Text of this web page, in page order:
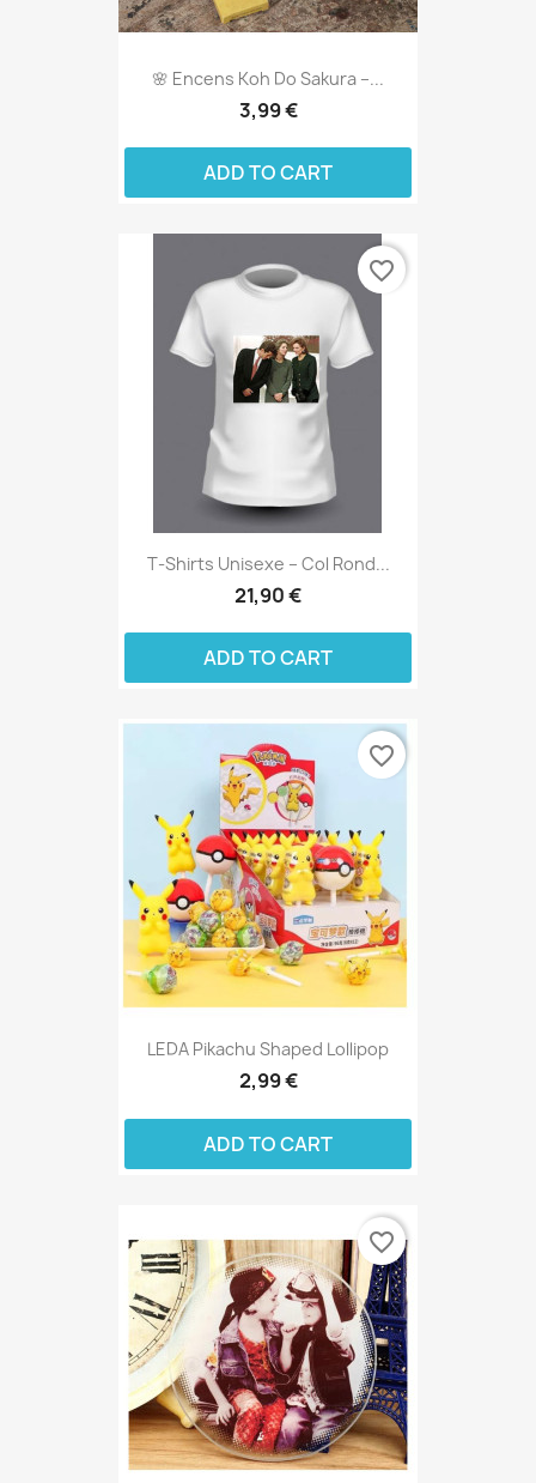
🌸 Encens Koh Do Sakura –...
3,99 €
ADD TO CART
T‑shirts Unisexe – Col Rond...
21,90 €
ADD TO CART
favorite_border
LEDA Pikachu Shaped Lollipop
2,99 €
ADD TO CART
favorite_border
favorite_border